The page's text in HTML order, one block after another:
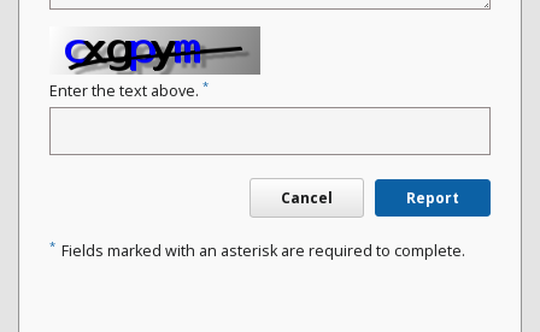
Enter the text above. *
Cancel Report
* Fields marked with an asterisk are required to complete.